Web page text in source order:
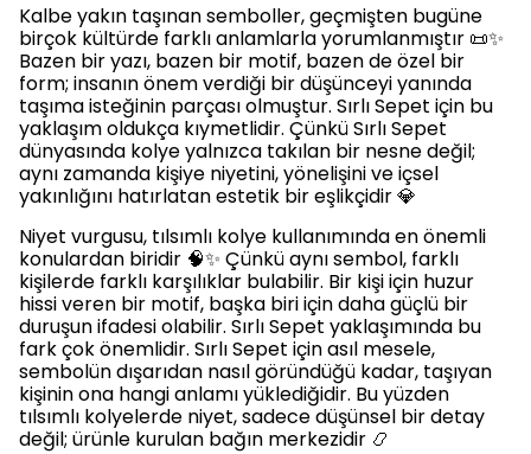
Kalbe yakın taşınan semboller, geçmişten bugüne
birçok kültürde farklı anlamlarla yorumlanmıştır 📜✨
Bazen bir yazı, bazen bir motif, bazen de özel bir
form; insanın önem verdiği bir düşünceyi yanında
taşıma isteğinin parçası olmuştur. Sırlı Sepet için bu
yaklaşım oldukça kıymetlidir. Çünkü Sırlı Sepet
dünyasında kolye yalnızca takılan bir nesne değil;
aynı zamanda kişiye niyetini, yönelişini ve içsel
yakınlığını hatırlatan estetik bir eşlikçidir 💎
Niyet vurgusu, tılsımlı kolye kullanımında en önemli
konulardan biridir 🧠✨ Çünkü aynı sembol, farklı
kişilerde farklı karşılıklar bulabilir. Bir kişi için huzur
hissi veren bir motif, başka biri için daha güçlü bir
duruşun ifadesi olabilir. Sırlı Sepet yaklaşımında bu
fark çok önemlidir. Sırlı Sepet için asıl mesele,
sembolün dışarıdan nasıl göründüğü kadar, taşıyan
kişinin ona hangi anlamı yüklediğidir. Bu yüzden
tılsımlı kolyelerde niyet, sadece düşünsel bir detay
değil; ürünle kurulan bağın merkezidir 📿